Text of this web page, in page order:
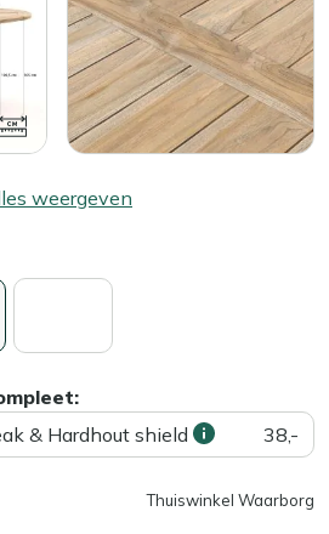
weergeven
& Hardhout shield
38,-
Thuiswinkel Waarborg